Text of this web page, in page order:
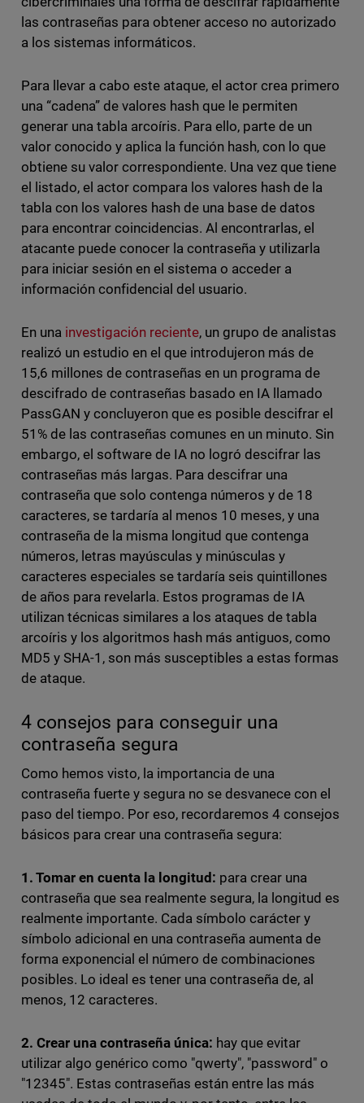
las contraseñas para obtener acceso no autorizado
a los sistemas informáticos.
Para llevar a cabo este ataque, el actor crea primero
una “cadena” de valores hash que le permiten
generar una tabla arcoíris. Para ello, parte de un
valor conocido y aplica la función hash, con lo que
obtiene su valor correspondiente. Una vez que tiene
el listado, el actor compara los valores hash de la
tabla con los valores hash de una base de datos
para encontrar coincidencias. Al encontrarlas, el
atacante puede conocer la contraseña y utilizarla
para iniciar sesión en el sistema o acceder a
información confidencial del usuario.
En una investigación reciente, un grupo de analistas
realizó un estudio en el que introdujeron más de
15,6 millones de contraseñas en un programa de
descifrado de contraseñas basado en IA llamado
PassGAN y concluyeron que es posible descifrar el
51% de las contraseñas comunes en un minuto. Sin
embargo, el software de IA no logró descifrar las
contraseñas más largas. Para descifrar una
contraseña que solo contenga números y de 18
caracteres, se tardaría al menos 10 meses, y una
contraseña de la misma longitud que contenga
números, letras mayúsculas y minúsculas y
caracteres especiales se tardaría seis quintillones
de años para revelarla. Estos programas de IA
utilizan técnicas similares a los ataques de tabla
arcoíris y los algoritmos hash más antiguos, como
MD5 y SHA-1, son más susceptibles a estas formas
de ataque.
4 consejos para conseguir una
contraseña segura
Como hemos visto, la importancia de una
contraseña fuerte y segura no se desvanece con el
paso del tiempo. Por eso, recordaremos 4 consejos
básicos para crear una contraseña segura:
1. Tomar en cuenta la longitud: para crear una
contraseña que sea realmente segura, la longitud es
realmente importante. Cada símbolo carácter y
símbolo adicional en una contraseña aumenta de
forma exponencial el número de combinaciones
posibles. Lo ideal es tener una contraseña de, al
menos, 12 caracteres.
2. Crear una contraseña única: hay que evitar
utilizar algo genérico como "qwerty", "password" o
"12345". Estas contraseñas están entre las más